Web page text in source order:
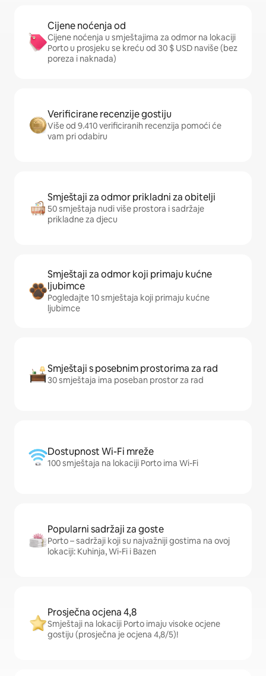
Cijene noćenja od
Cijene noćenja u smještajima za odmor na lokaciji
Porto u prosjeku se kreću od 30 $ USD naviše (bez
poreza i naknada)
Verificirane recenzije gostiju
Više od 9.410 verificiranih recenzija pomoći će
vam pri odabiru
Smještaji za odmor prikladni za obitelji
50 smještaja nudi više prostora i sadržaje
prikladne za djecu
Smještaji za odmor koji primaju kućne
ljubimce
Pogledajte 10 smještaja koji primaju kućne
ljubimce
Smještaji s posebnim prostorima za rad
30 smještaja ima poseban prostor za rad
Dostupnost Wi-Fi mreže
100 smještaja na lokaciji Porto ima Wi-Fi
Popularni sadržaji za goste
Porto – sadržaji koji su najvažniji gostima na ovoj
lokaciji: Kuhinja, Wi-Fi i Bazen
Prosječna ocjena 4,8
Smještaji na lokaciji Porto imaju visoke ocjene
gostiju (prosječna je ocjena 4,8/5)!